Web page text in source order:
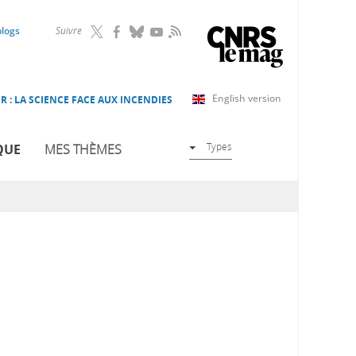
Suivre RSS
English version
: LA SCIENCE FACE AUX INCENDIES
MES THÈMES Types